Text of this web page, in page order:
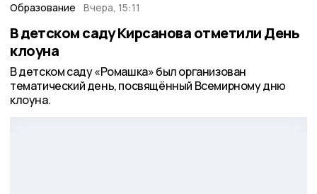
Образование Вчера, 15:11
В детском саду Кирсанова отметили День
клоуна
В детском саду «Ромашка» был организован
тематический день, посвящённый Всемирному дню
клоуна.